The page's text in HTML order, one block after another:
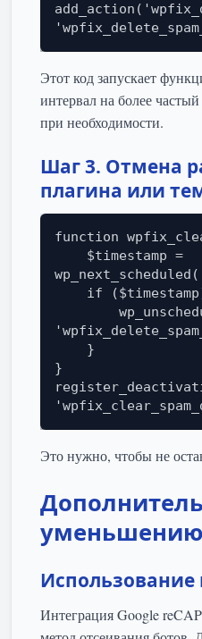
Этот код запускает
интервал на более
при необходимости.
Шаг 3. Отмена
плагина или
function
}
Это нужно, чтобы не
Использование
Интеграция Google